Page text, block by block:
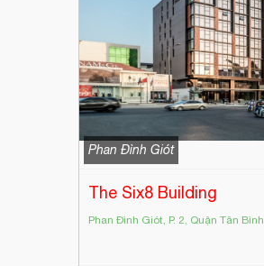
Phan Đình Giót
The Six8 Building
Phan Đình Giót, P. 2, Quận Tân Bình